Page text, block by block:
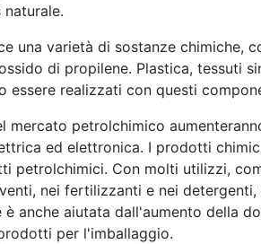
una varietà di sostanze chimiche,
di propilene. Plastica, tessuti
essere realizzati con questi
mercato petrolchimico
ed elettronica. I prodotti
petrolchimici. Con molti utilizzi,
nei fertilizzanti e nei
anche aiutata dall'aumento della
per l'imballaggio.